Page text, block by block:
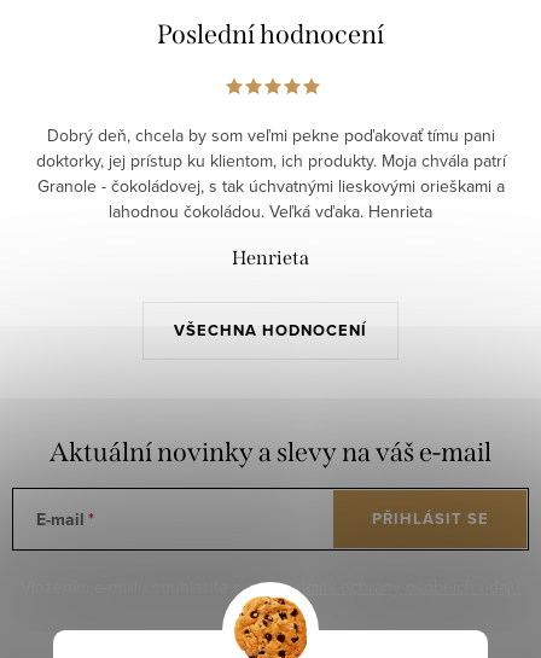
Poslední hodnocení
VŠECHNA HODNOCENÍ
Dobrý deň, chcela by som veľmi pekne poďakovať tímu pani
doktorky, jej prístup ku klientom, ich produkty. Moja chvála patrí
Granole - čokoládovej, s tak úchvatnými lieskovými orieškami a
lahodnou čokoládou. Veľká vďaka. Henrieta
Henrieta
Aktuální novinky a slevy na váš e-mail
E-mail
Vložením e-mailu souhlasíte spodmínkami ochrany osobních údajů
PŘIHLÁSIT SE